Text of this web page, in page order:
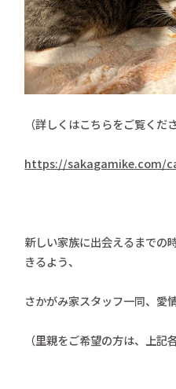
（詳しくはこちらをご覧くだ
https://sakagamike.com/
新しい家族に出会えるまでの
きるよう、
さかがみ家スタッフ一同、愛
（里親をご希望の方は、上記